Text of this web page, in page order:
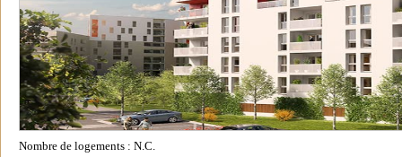
Nombre de logements : N.C.